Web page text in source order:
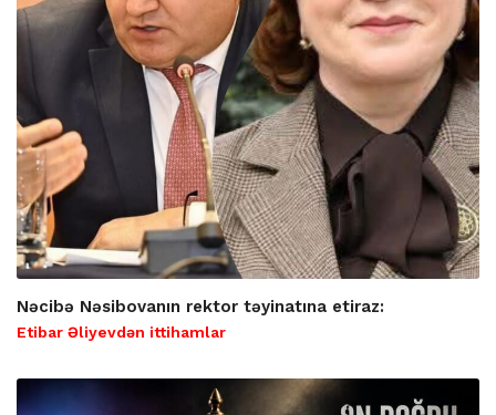
Nəcibə Nəsibovanın rektor təyinatına etiraz:
Etibar Əliyevdən ittihamlar